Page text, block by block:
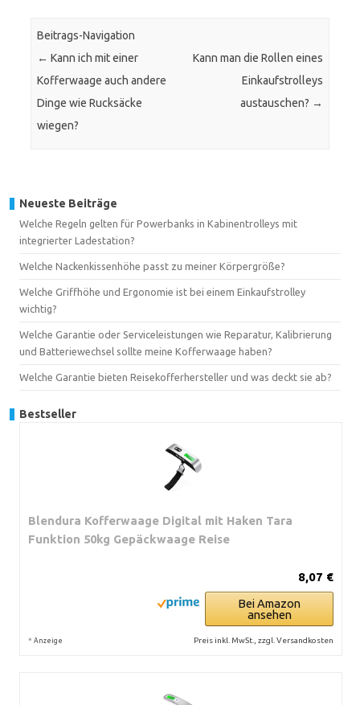
Beitrags-Navigation
← Kann ich mit einer
Kofferwaage auch andere
Dinge wie Rucksäcke
wiegen?
Kann man die Rollen eines
Einkaufstrolleys
austauschen? →
Neueste Beiträge
Welche Regeln gelten für Powerbanks in Kabinentrolleys mit
integrierter Ladestation?
Welche Nackenkissenhöhe passt zu meiner Körpergröße?
Welche Griffhöhe und Ergonomie ist bei einem Einkaufstrolley
wichtig?
Welche Garantie oder Serviceleistungen wie Reparatur, Kalibrierung
und Batteriewechsel sollte meine Kofferwaage haben?
Welche Garantie bieten Reisekofferhersteller und was deckt sie ab?
Bestseller
Blendura Kofferwaage Digital mit Haken Tara
Funktion 50kg Gepäckwaage Reise
8,07 €
Bei Amazon
ansehen
* Anzeige Preis inkl. MwSt., zzgl. Versandkosten